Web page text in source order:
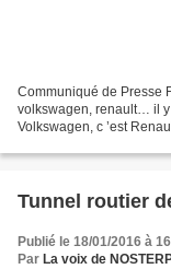
Communiqué de Presse
volkswagen, renault… il y
Volkswagen, c ’est
Tunnel routier
Publié le 18/01/2016 à
Par La voix de